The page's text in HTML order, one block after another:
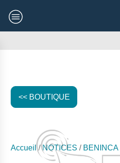
<< BOUTIQUE
Accueil/NOTICES / BENINCA